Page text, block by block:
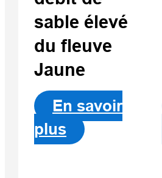
sable élevé
du fleuve
Jaune
En savoir
plus